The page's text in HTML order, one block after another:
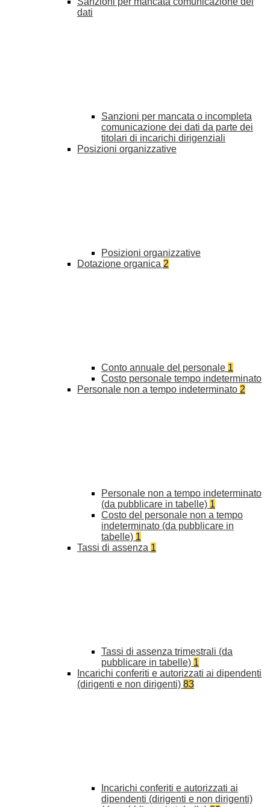
dati
Sanzioni per mancata o incompleta
comunicazione dei dati da parte dei
titolari di incarichi dirigenziali
Posizioni organizzative
Posizioni organizzative
Dotazione organica 2
Conto annuale del personale 1
Costo personale tempo indeterminato
Personale non a tempo indeterminato 2
Personale non a tempo indeterminato
(da pubblicare in tabelle) 1
Costo del personale non a tempo
indeterminato (da pubblicare in
tabelle) 1
Tassi di assenza 1
Tassi di assenza trimestrali (da
pubblicare in tabelle) 1
Incarichi conferiti e autorizzati ai dipendenti
(dirigenti e non dirigenti) 83
Incarichi conferiti e autorizzati ai
dipendenti (dirigenti e non dirigenti)